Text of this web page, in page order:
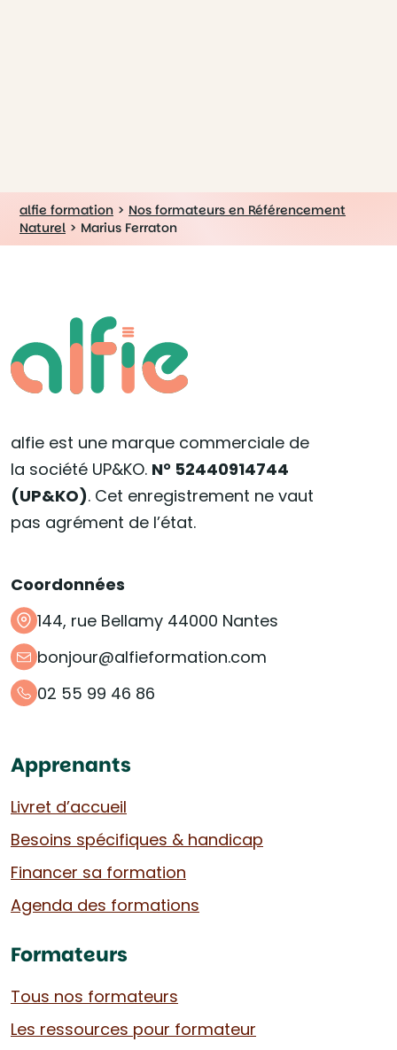
alfie formation > Nos formateurs en Référencement
Naturel > Marius Ferraton
alfie est une marque commerciale de
la société UP&KO. N° 52440914744
(UP&KO). Cet enregistrement ne vaut
pas agrément de l’état.
Coordonnées
144, rue Bellamy 44000 Nantes
bonjour@alfieformation.com
02 55 99 46 86
Apprenants
Livret d’accueil
Besoins spécifiques & handicap
Financer sa formation
Agenda des formations
Formateurs
Tous nos formateurs
Les ressources pour formateur